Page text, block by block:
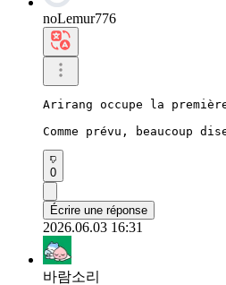
noLemur776
Arirang occupe la
Comme prévu, beaucoup
0
Écrire une réponse
2026.06.03 16:31
바람소리